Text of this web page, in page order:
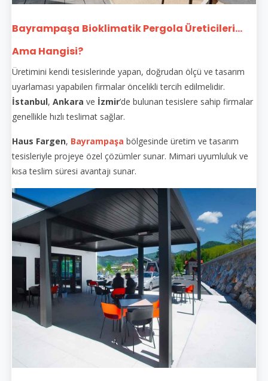
Bayrampaşa Bioklimatik Pergola Üreticileri...
Ama Hangisi?
Üretimini kendi tesislerinde yapan, doğrudan ölçü ve tasarım
uyarlaması yapabilen firmalar öncelikli tercih edilmelidir.
İstanbul, Ankara ve İzmir’de bulunan tesislere sahip firmalar
genellikle hızlı teslimat sağlar.
Haus Fargen, Bayrampaşa bölgesinde üretim ve tasarım
tesisleriyle projeye özel çözümler sunar. Mimari uyumluluk ve
kısa teslim süresi avantajı sunar.